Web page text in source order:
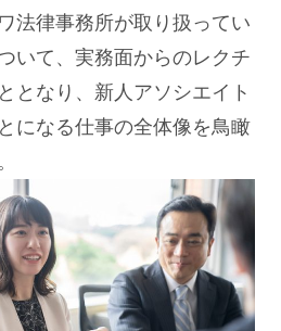
法律事務所が取り扱ってい
いて、実務面からのレクチ
となり、新人アソシエイト
になる仕事の全体像を鳥瞰